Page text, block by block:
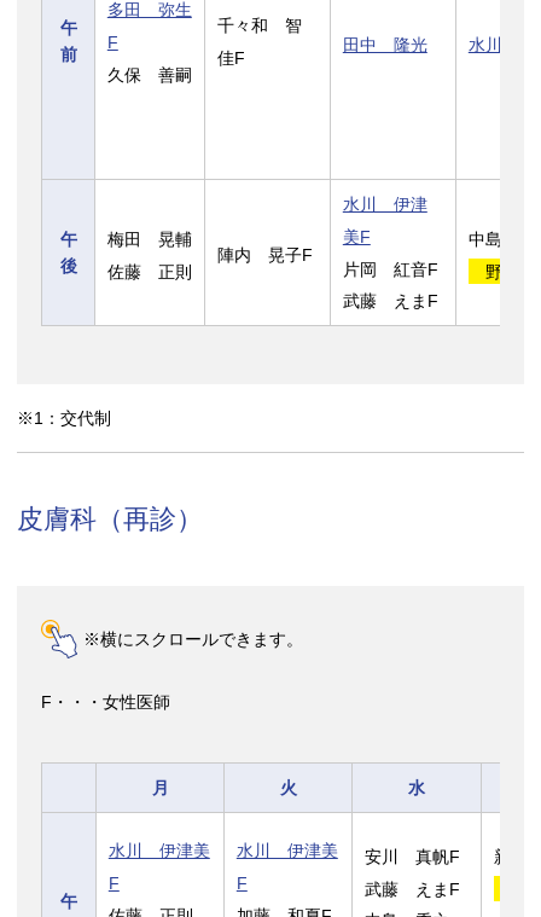
午
前
多田 弥生
F
久保 善嗣
千々和 智
佳F
田中 隆光 水川 伊
午
後
梅田 晃輔
佐藤 正則
陣内 晃子F
水川 伊津
美F
片岡 紅音F
武藤 えまF
中島 秀
野村
※1：交代制
皮膚科（再診）
※横にスクロールできます。
F・・・女性医師
月 火 水
午
水川 伊津美
F
水川 伊津美
F
安川 真帆F
武藤 えまF
新村